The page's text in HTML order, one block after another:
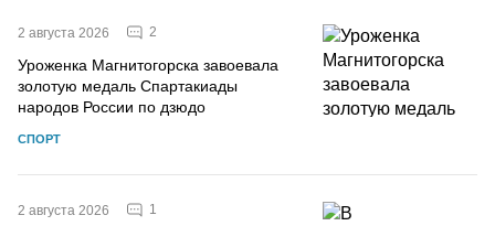
2 августа 2026 2
Уроженка Магнитогорска завоевала
золотую медаль Спартакиады
народов России по дзюдо
СПОРТ
2 августа 2026 1